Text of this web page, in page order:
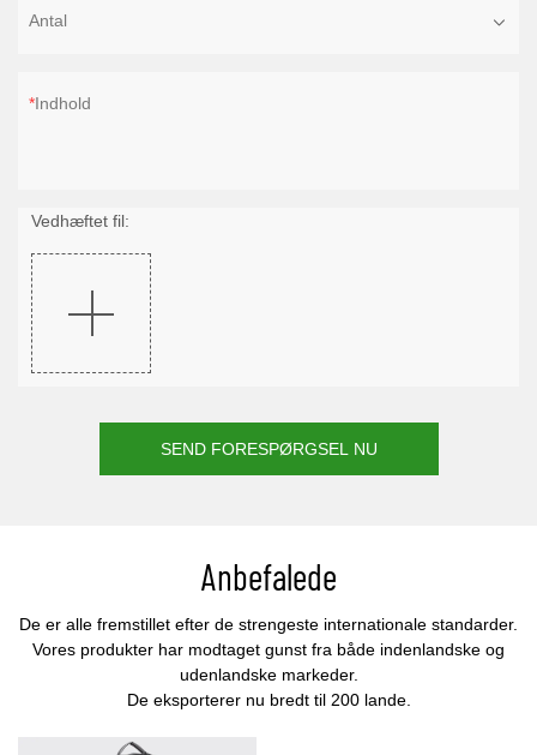
Antal
Indhold
Vedhæftet fil:
SEND FORESPØRGSEL NU
Anbefalede
De er alle fremstillet efter de strengeste internationale standarder.
Vores produkter har modtaget gunst fra både indenlandske og
udenlandske markeder.
De eksporterer nu bredt til 200 lande.